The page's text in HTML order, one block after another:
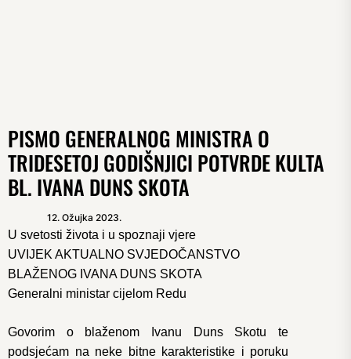
PISMO GENERALNOG MINISTRA O
TRIDESETOJ GODIŠNJICI POTVRDE KULTA
BL. IVANA DUNS SKOTA
12. Ožujka 2023.
U svetosti života i u spoznaji vjere
UVIJEK AKTUALNO SVJEDOČANSTVO
BLAŽENOG IVANA DUNS SKOTA
Generalni ministar cijelom Redu
Govorim o blaženom Ivanu Duns Skotu te
podsjećam na neke bitne karakteristike i poruku